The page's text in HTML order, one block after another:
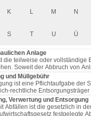
K L M N
S T U Ü
Anlage
die teilweise oder vollständige
Soweit der Abbruch von
kommt beim Abbruch ein
ist verfahrensfrei beiUnter
Beseitigung einer baulichen
Anlagen nicht bereits
in Betracht.
und Müllgebühr
ist eine Pflichtaufgabe der
rechtliche
getroffen. Diese
15.04.2026
ist eine
Verwertung und Entsorgung
Abfällen ist die gesetzlich in
festgelegte